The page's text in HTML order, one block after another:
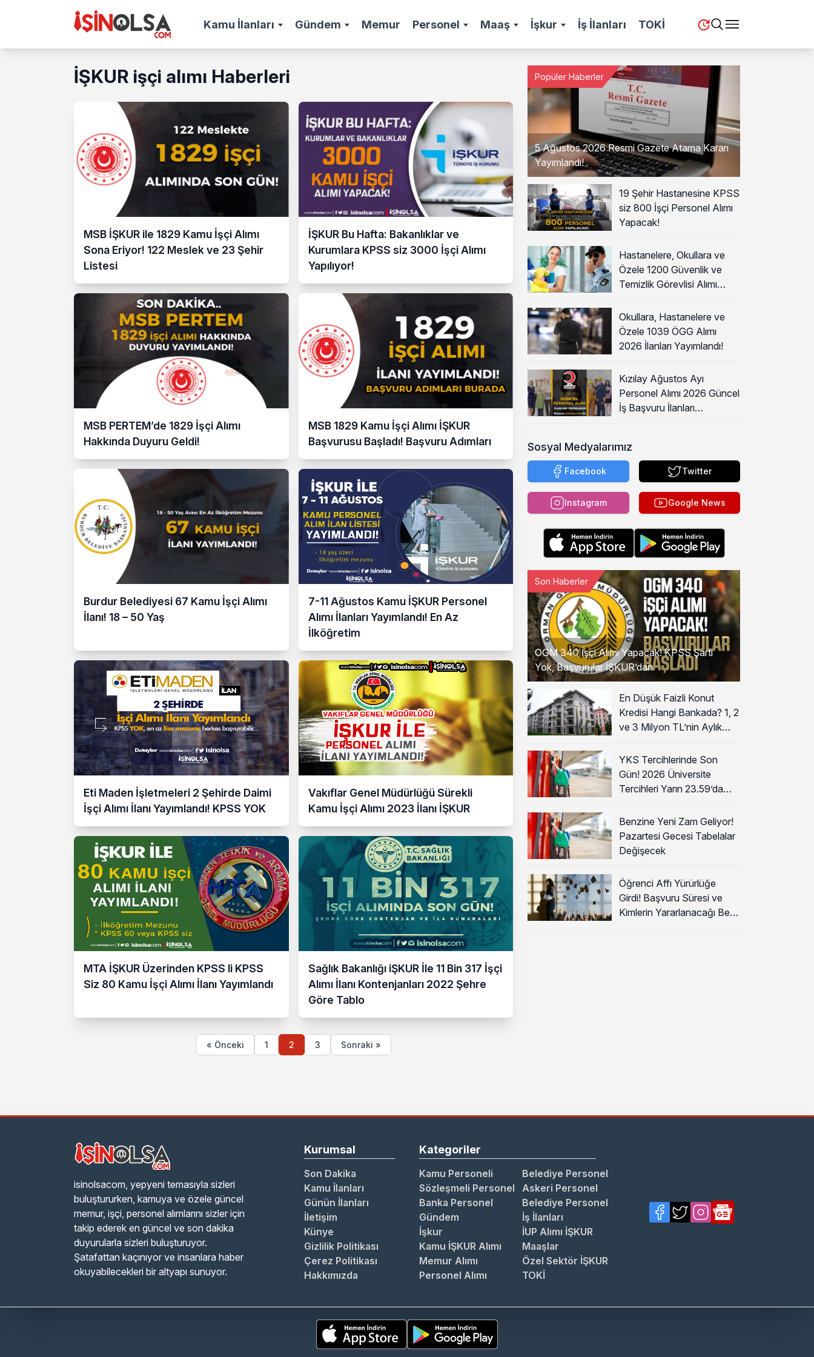
Kamu İlanları Gündem Memur Personel Maaş İşkur İş İlanları TOKİ
İŞKUR işçi alımı Haberleri
MSB İŞKUR ile 1829 Kamu İşçi Alımı
Sona Eriyor! 122 Meslek ve 23 Şehir
Listesi
İŞKUR Bu Hafta: Bakanlıklar ve
Kurumlara KPSS siz 3000 İşçi Alımı
Yapılıyor!
MSB PERTEM’de 1829 İşçi Alımı
Hakkında Duyuru Geldi!
MSB 1829 Kamu İşçi Alımı İŞKUR
Başvurusu Başladı! Başvuru Adımları
Burdur Belediyesi 67 Kamu İşçi Alımı
İlanı! 18 – 50 Yaş
7-11 Ağustos Kamu İŞKUR Personel
Alımı İlanları Yayımlandı! En Az
İlköğretim
Eti Maden İşletmeleri 2 Şehirde Daimi
İşçi Alımı İlanı Yayımlandı! KPSS YOK
Vakıflar Genel Müdürlüğü Sürekli
Kamu İşçi Alımı 2023 İlanı İŞKUR
MTA İŞKUR Üzerinden KPSS li KPSS
Siz 80 Kamu İşçi Alımı İlanı Yayımlandı
Sağlık Bakanlığı iŞKUR İle 11 Bin 317 İşçi
Alımı İlanı Kontenjanları 2022 Şehre
Göre Tablo
« Önceki 1 2 3 Sonraki »
5 Ağustos 2026 Resmi Gazete Atama Kararı
Yayımlandı!
Popüler Haberler
19 Şehir Hastanesine KPSS
siz 800 İşçi Personel Alımı
Yapacak!
Hastanelere, Okullara ve
Özele 1200 Güvenlik ve
Temizlik Görevlisi Alımı
Okullara, Hastanelere ve
Özele 1039 ÖGG Alımı
2026 İlanları Yayımlandı!
Kızılay Ağustos Ayı
Personel Alımı 2026 Güncel
İş Başvuru İlanları
Sosyal Medyalarımız
Facebook Twitter
Instagram Google News
OGM 340 İşçi Alımı Yapacak! KPSS Şartı
Yok, Başvurular İŞKUR’dan
Son Haberler
En Düşük Faizli Konut
Kredisi Hangi Bankada? 1, 2
ve 3 Milyon TL’nin Aylık
YKS Tercihlerinde Son
Gün! 2026 Üniversite
Tercihleri Yarın 23.59’da
Benzine Yeni Zam Geliyor!
Pazartesi Gecesi Tabelalar
Değişecek
Öğrenci Affı Yürürlüğe
Girdi! Başvuru Süresi ve
Kimlerin Yararlanacağı Belli
isinolsacom, yepyeni temasıyla sizleri
buluştururken, kamuya ve özele güncel
memur, işçi, personel alımlarını sizler için
takip ederek en güncel ve son dakika
duyurularla sizleri buluşturuyor.
Şatafattan kaçınıyor ve insanlara haber
okuyabilecekleri bir altyapı sunuyor.
Kurumsal
Son Dakika
Kamu İlanları
Günün İlanları
İletişim
Künye
Gizlilik Politikası
Çerez Politikası
Hakkımızda
Kategoriler
Kamu Personeli
Belediye Personel
Sözleşmeli Personel
Askeri Personel
Banka Personel
Belediye Personel
Gündem
İş İlanları
İşkur
İUP Alımı İŞKUR
Kamu İŞKUR Alımı
Maaşlar
Memur Alımı
Özel Sektör İŞKUR
Personel Alımı
TOKİ